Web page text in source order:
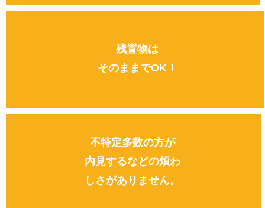
残置物は
そのままでOK！
不特定多数の⽅が
内⾒するなどの煩わ
しさがありません。